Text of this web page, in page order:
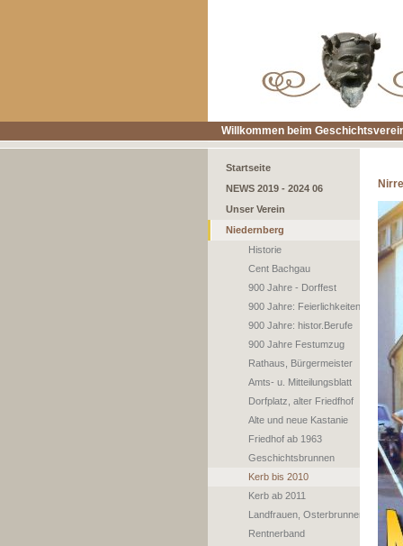
Willkommen beim
Startseite
NEWS 2019 - 2024 06
Unser Verein
Niedernberg
Historie
Cent Bachgau
900 Jahre - Dorffest
900 Jahre: Feierlichkeiten
900 Jahre: histor.Berufe
900 Jahre Festumzug
Rathaus, Bürgermeister
Amts- u. Mitteilungsblatt
Dorfplatz, alter Friedfhof
Alte und neue Kastanie
Friedhof ab 1963
Geschichtsbrunnen
Kerb bis 2010
Kerb ab 2011
Landfrauen, Osterbrunnen
Rentnerband